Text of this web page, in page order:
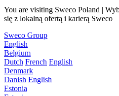
You are visiting Sweco Poland |
się z lokalną ofertą i karierą Sweco
Sweco Group
English
Belgium
Dutch French English
Denmark
Danish English
Estonia